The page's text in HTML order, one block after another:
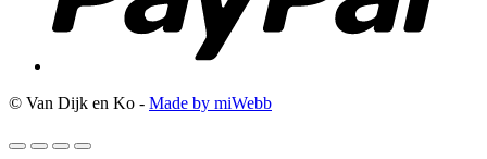
© Van Dijk en Ko - Made by miWebb